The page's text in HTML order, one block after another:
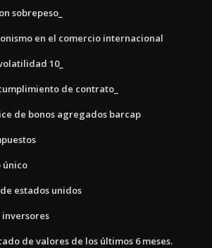
sobrepeso_
en el comercio internacional
10_
de contrato_
de bonos agregados barcap
único
estados unidos
inversores
de valores de los últimos 6 meses.